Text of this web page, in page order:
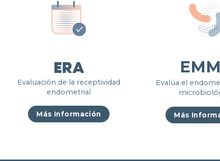
ERA
Evaluación de la receptividad
endometrial
Más Información
Evalúa el
Más